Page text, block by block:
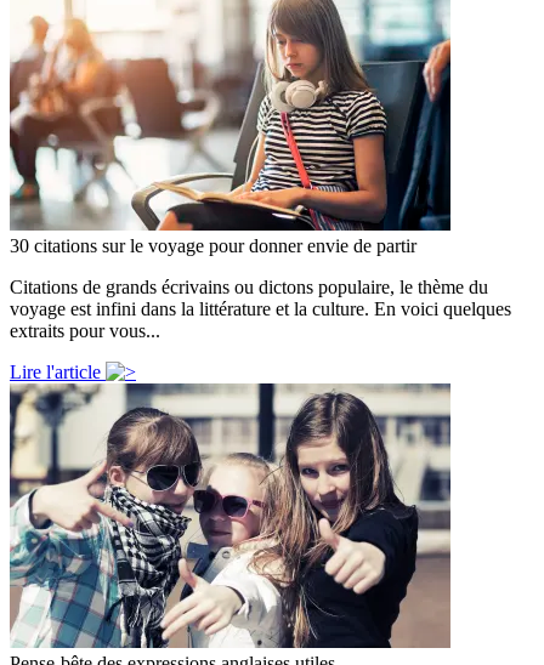
30 citations sur le voyage pour donner envie de partir
Citations de grands écrivains ou dictons populaire, le thème du
voyage est infini dans la littérature et la culture. En voici quelques
extraits pour vous...
Lire l'article